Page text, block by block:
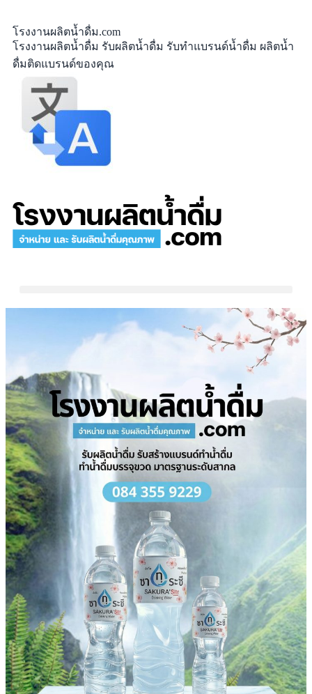
โรงงานผลิตน้ำดื่ม.com
โรงงานผลิตน้ำดื่ม รับผลิตน้ำดื่ม รับทำแบรนด์น้ำดื่ม ผลิตน้ำ
ดื่มติดแบรนด์ของคุณ